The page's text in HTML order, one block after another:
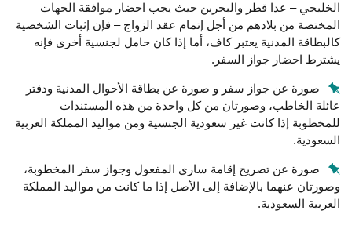
الخليجي – عدا قطر والبحرين حيث يجب احضار موافقة الجهات
المختصة من بلادهم من أجل إتمام عقد الزواج – فإن إثبات الشخصية
كالبطاقة المدنية يعتبر كاف، أما إذا كان حامل لجنسية أخرى فإنه
يشترط احضار جواز السفر.
صورة عن جواز سفر و صورة عن بطاقة الأحوال المدنية ودفتر
عائلة الخاطب، وصورتان من كل واحدة من هذه المستندات
للمخطوبة إذا كانت غير سعودية الجنسية ومن مواليد المملكة العربية
السعودية.
صورة عن تصريح إقامة ساري المفعول وجواز سفر المخطوبة،
وصورتان عنهما بالإضافة إلى الأصل إذا ما كانت من مواليد المملكة
العربية السعودية.